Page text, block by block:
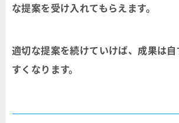
な提案を受け入れてもらえます。
適切な提案を続けていけば、成果は
すくなります。